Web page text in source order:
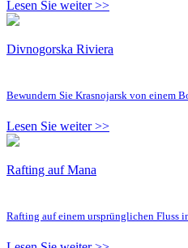
Lesen Sie weiter >>
Divnogorska Riviera
Bewundern Sie Krasnojarsk von einem
Lesen Sie weiter >>
Rafting auf Mana
Rafting auf einem ursprünglichen Fluss